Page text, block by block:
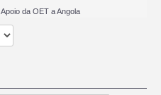
Apoio da OET a Angola